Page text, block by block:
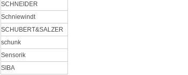
SCHNEIDER
Schniewindt
SCHUBERT&SALZER
schunk
Sensorik
SIBA